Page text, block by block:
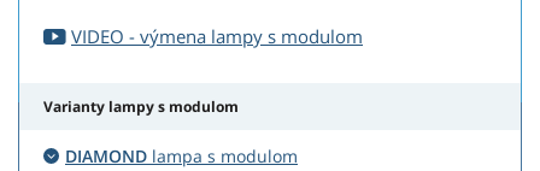
VIDEO - výmena lampy s modulom
Varianty lampy s modulom
DIAMOND lampa s modulom